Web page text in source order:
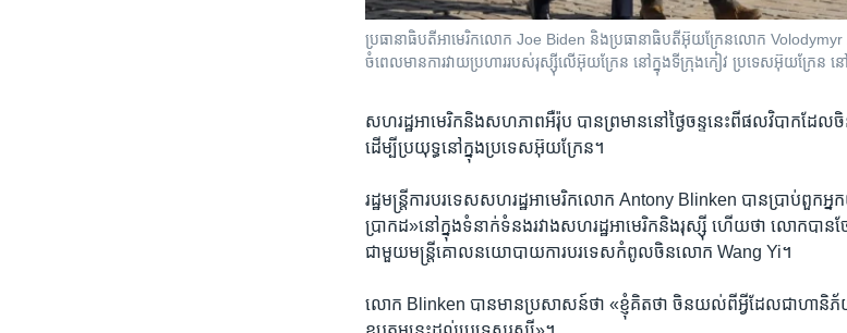
ប្រធានាធិបតី​អាមេរិក​លោក Joe Biden និង​ប្រធានាធិបតី​អ៊ុយក្រែន​លោក Volodymyr
ចំ​ពេល​មាន​ការ​វាយ​ប្រហារ​របស់​រុស្ស៊ី​លើ​អ៊ុយក្រែន នៅ​ក្នុង​ទីក្រុង​កៀវ ប្រទេស​អ៊ុយក្រែន នៅ​
សហរដ្ឋ​អាមេរិក​និង​សហភាព​អឺរ៉ុប បាន​ព្រមាន​នៅ​ថ្ងៃ​ចន្ទ​នេះ​ពី​ផលវិបាក​ដែ
ដើម្បី​ប្រយុទ្ធ​នៅ​ក្នុង​ប្រទេស​អ៊ុយក្រែន​។
រដ្ឋមន្ត្រី​ការបរទេស​សហរដ្ឋ​អាមេរិក​លោក Antony Blinken បាន​ប្រាប់​ពួក​
ប្រាកដ»នៅ​ក្នុង​ទំនាក់​ទំនង​រវាង​សហរដ្ឋ​អាមេរិក​និង​រុស្ស៊ី ​ហើយ​ថា​ លោក​បាន​ច
ជាមួយ​មន្ត្រី​គោល​នយោ​បាយ​ការបរទេស​កំពូល​ចិន​លោក Wang Yi។
លោក Blinken បាន​មាន​ប្រសាសន៍​ថា «ខ្ញុំ​គិត​ថា ​ចិន​យល់​ពីអ្វី​ដែល​ជា​ហានិភ័យ​